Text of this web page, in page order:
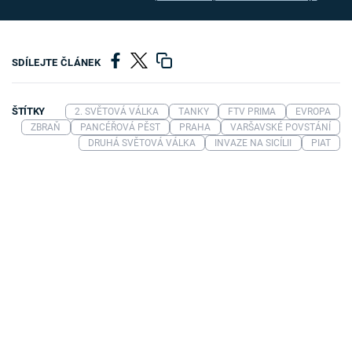
SDÍLEJTE ČLÁNEK
ŠTÍTKY 2. SVĚTOVÁ VÁLKA TANKY FTV PRIMA
EVROPA
ZBRAŇ
PANCÉŘOVÁ PĚST PRAHA
VARŠAVSKÉ POVSTÁNÍ
DRUHÁ SVĚTOVÁ VÁLKA
INVAZE NA SICÍLII PIAT